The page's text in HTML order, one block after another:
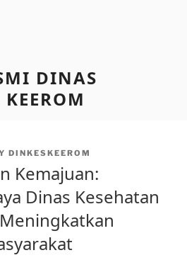
DINAS
DINKESKEEROM
Kemajuan:
Dinas Kesehatan